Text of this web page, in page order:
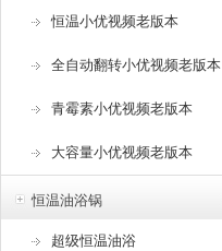
恒温小优视频老版本
全自动翻转小优视频老版本
青霉素小优视频老版本
大容量小优视频老版本
恒温油浴锅
超级恒温油浴